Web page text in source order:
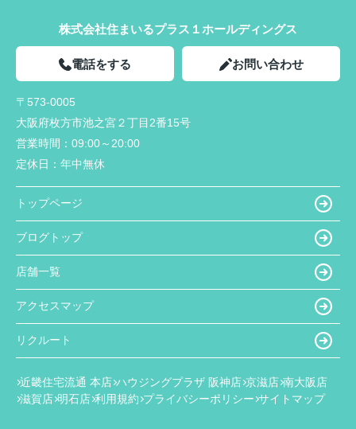
株式会社住まいるプラス１ホールディングス
電話をする お問い合わせ
〒573-0005
大阪府枚方市池之宮２丁目2番15号
営業時間： 09:00～20:00
定休日： 年中無休
トップページ
ブログトップ
店舗一覧
アクセスマップ
リクルート
近畿住宅流通 本店 ハウジングプラザ 阪神店 京滋店 南大阪店
滋賀店 明石店 利用規約 プライバシーポリシー サイトマップ